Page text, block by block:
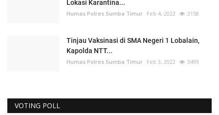
Lokasi Karantina...
Humas Polres Sumba Timur Feb 4, 2022 3158
Tinjau Vaksinasi di SMA Negeri 1 Lobalain,
Kapolda NTT...
Humas Polres Sumba Timur Feb 3, 2022 3499
VOTING POLL